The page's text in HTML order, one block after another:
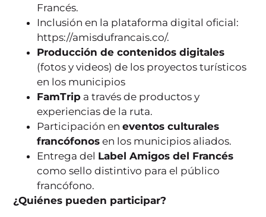
Francés.
Inclusión en la plataforma digital oficial:
https://amisdufrancais.co/.
Producción de contenidos digitales
(fotos y videos) de los proyectos turísticos
en los municipios
FamTrip a través de productos y
experiencias de la ruta.
Participación eneventos culturales
francófonos en los municipios aliados.
Entrega del Label Amigos del Francés
como sello distintivo para el público
francófono.
¿Quiénes pueden participar?